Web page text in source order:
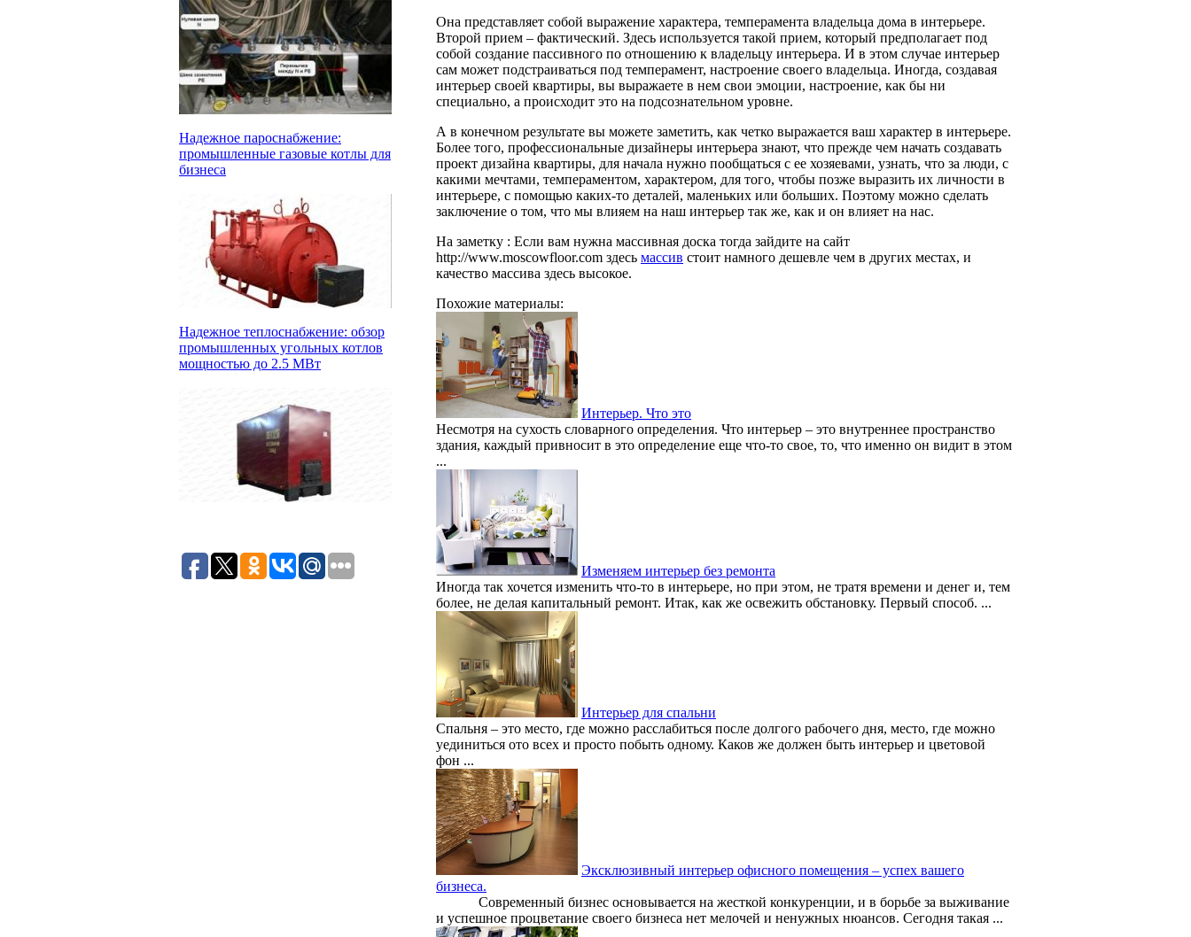
Надежное пароснабжение:
промышленные газовые котлы для
бизнеса
Надежное теплоснабжение: обзор
промышленных угольных котлов
мощностью до 2.5 МВт
Она представляет собой выражение характера, темперамента владельца дома в интерьере.
Второй прием – фактический. Здесь используется такой прием, который предполагает под
собой создание пассивного по отношению к владельцу интерьера. И в этом случае интерьер
сам может подстраиваться под темперамент, настроение своего владельца. Иногда, создавая
интерьер своей квартиры, вы выражаете в нем свои эмоции, настроение, как бы ни
специально, а происходит это на подсознательном уровне.
А в конечном результате вы можете заметить, как четко выражается ваш характер в интерьере.
Более того, профессиональные дизайнеры интерьера знают, что прежде чем начать создавать
проект дизайна квартиры, для начала нужно пообщаться с ее хозяевами, узнать, что за люди, с
какими мечтами, темпераментом, характером, для того, чтобы позже выразить их личности в
интерьере, с помощью каких-то деталей, маленьких или больших. Поэтому можно сделать
заключение о том, что мы влияем на наш интерьер так же, как и он влияет на нас.
На заметку : Если вам нужна массивная доска тогда зайдите на сайт
http://www.moscowfloor.com здесь массив стоит намного дешевле чем в других местах, и
качество массива здесь высокое.
Похожие материалы:
Интерьер. Что это
Несмотря на сухость словарного определения. Что интерьер – это внутреннее пространство
здания, каждый привносит в это определение еще что-то свое, то, что именно он видит в этом
...
Изменяем интерьер без ремонта
Иногда так хочется изменить что-то в интерьере, но при этом, не тратя времени и денег и, тем
более, не делая капитальный ремонт. Итак, как же освежить обстановку. Первый способ. ...
Интерьер для спальни
Спальня – это место, где можно расслабиться после долгого рабочего дня, место, где можно
уединиться ото всех и просто побыть одному. Каков же должен быть интерьер и цветовой
фон ...
Эксклюзивный интерьер офисного помещения – успех вашего
бизнеса.
Современный бизнес основывается на жесткой конкуренции, и в борьбе за выживание
и успешное процветание своего бизнеса нет мелочей и ненужных нюансов. Сегодня такая ...